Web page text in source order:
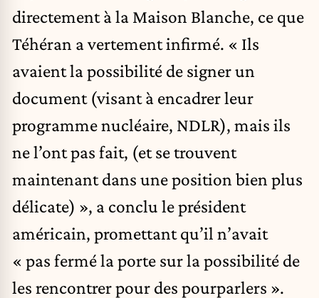
directement à la Maison Blanche, ce que
Téhéran a vertement infirmé. « Ils
avaient la possibilité de signer un
document (visant à encadrer leur
programme nucléaire, NDLR), mais ils
ne l’ont pas fait, (et se trouvent
maintenant dans une position bien plus
délicate) », a conclu le président
américain, promettant qu’il n’avait
« pas fermé la porte sur la possibilité de
les rencontrer pour des pourparlers ».